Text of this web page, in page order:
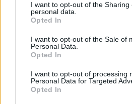
I want to opt-out of the Sharing
personal data.
Opted In
I want to opt-out of the Sale of
Personal Data.
Opted In
I want to opt-out of processing
Personal Data for Targeted
Opted In
Veterináři v horku ošetřují více
se zploštělým čumákem
6.8.2026 15:15 (ČTK)
čumákem, jako jsou například mopsi